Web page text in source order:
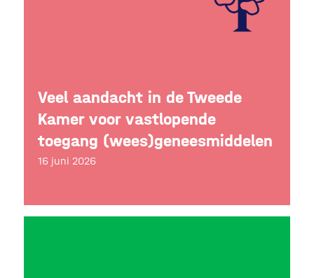
Veel aandacht in de Tweede
Kamer voor vastlopende
toegang (wees)geneesmiddelen
16 juni 2026